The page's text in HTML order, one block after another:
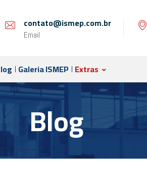
contato@ismep.com.br
Email
Galeria ISMEP Extras
Blog